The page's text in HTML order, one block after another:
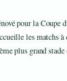
pour la Coupe
les matchs
plus grand stade